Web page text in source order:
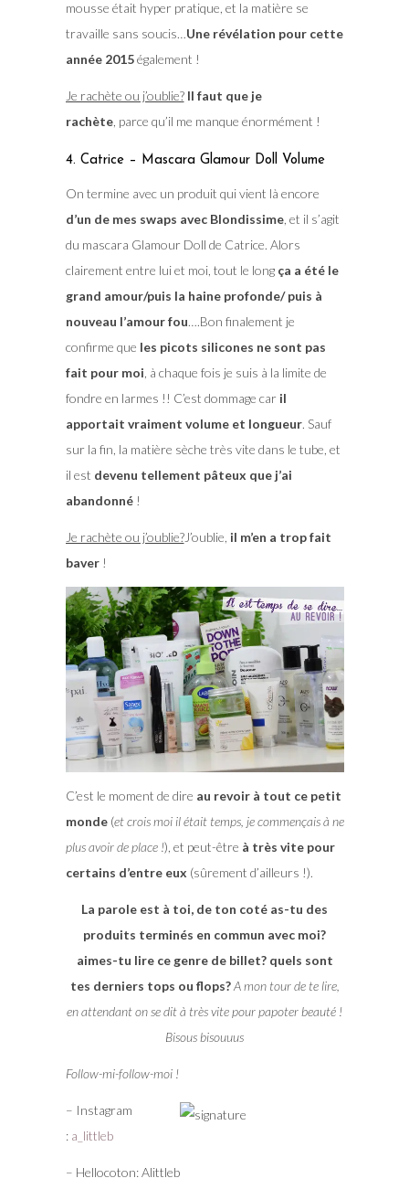
mousse était hyper pratique, et la matière se
travaille sans soucis…Une révélation pour cette
année 2015également !
Je rachète ou j’oublie? Il faut que je
rachète, parce qu’il me manque énormément !
4. Catrice – Mascara Glamour Doll Volume
On termine avec un produit qui vient là encore
d’un de mes swaps avec Blondissime, et il s’agit
du mascara Glamour Doll de Catrice. Alors
clairement entre lui et moi, tout le long ça a été le
grand amour/puis la haine profonde/ puis à
nouveau l’amour fou….Bon finalement je
confirme que les picots silicones ne sont pas
fait pour moi , à chaque fois je suis à la limite de
fondre en larmes !! C’est dommage car il
apportait vraiment volume et longueur. Sauf
sur la fin, la matière sèche très vite dans le tube, et
il est devenu tellement pâteux que j’ai
abandonné!
Je rachète ou j’oublie?J’oublie, il m’en a trop fait
baver!
C’est le moment de dire au revoir à tout ce petit
monde (et crois moi il était temps, je commençais à ne
plus avoir de place !), et peut-être à très vite pour
certains d’entre eux (sûrement d’ailleurs !).
La parole est à toi, de ton coté as-tu des
produits terminés en commun avec moi?
aimes-tu lire ce genre de billet? quels sont
tes derniers tops ou flops?A mon tour de te lire,
en attendant on se dit à très vite pour papoter beauté !
Bisous bisouuus
Follow-mi-follow-moi !
– Instagram
: a_littleb
– Hellocoton: Alittleb